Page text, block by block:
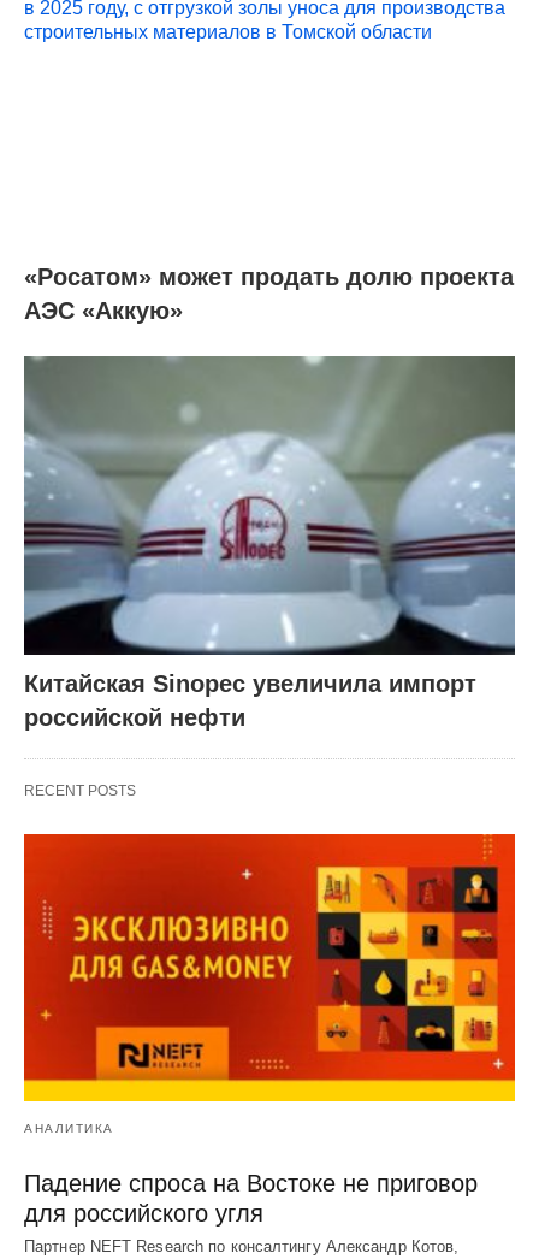
«Росатом» может продать долю проекта
АЭС «Аккую»
Китайская Sinopec увеличила импорт
российской нефти
RECENT POSTS
АНАЛИТИКА
Падение спроса на Востоке не приговор
для российского угля
Партнер NEFT Research по консалтингу Александр Котов,